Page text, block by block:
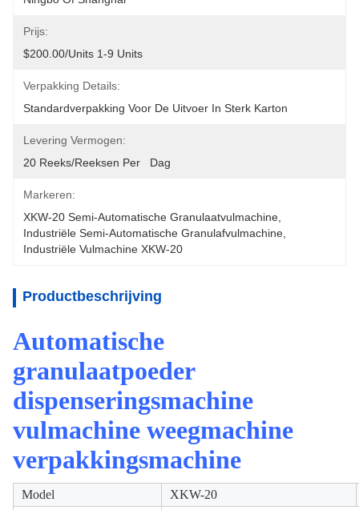
Prijs:
$200.00/units 1-9 Units
Verpakking Details:
Standardverpakking Voor De Uitvoer In Sterk Karton
Levering Vermogen:
20 Reeks/Reeksen Per   Dag
Markeren:
XKW-20 Semi-Automatische Granulaatvulmachine
Industriële Semi-Automatische Granulafvulmachine
Industriële Vulmachine XKW-20
Productbeschrijving
Automatische
granulaatpoeder
dispenseringsmachine
vulmachine weegmachine
verpakkingsmachine
Model XKW-20